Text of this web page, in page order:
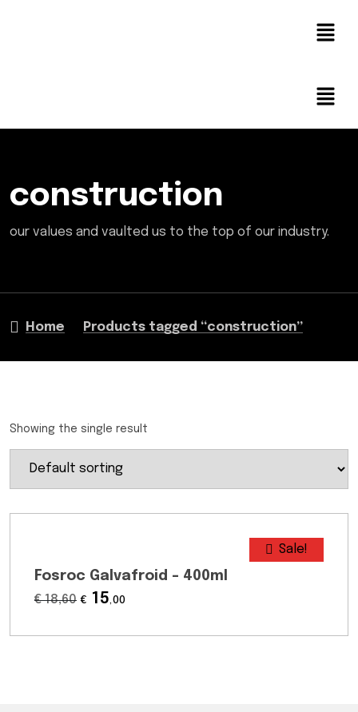
construction
our values and vaulted us to the top of our industry.
Home Products tagged “construction”
Showing the single result
Sale!
Fosroc Galvafroid – 400ml
€18,60 € 15,00